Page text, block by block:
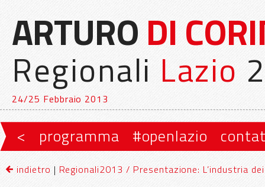
ARTURODI
Regionali Lazio
24/25 Febbraio 2013
Menu principale
Vai al contenuto principale
Vai al contenuto secondario
< programma #openlazio
indietro | Regionali2013 / Presentazione: L’industria